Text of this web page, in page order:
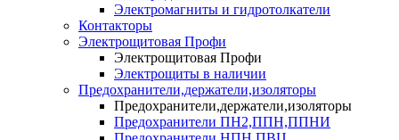
Электромагниты и гидротолкатели
Контакторы
Электрощитовая Профи
Электрощитовая Профи
Электрощиты в наличии
Предохранители,держатели,изоляторы
Предохранители,держатели,изоляторы
Предохранители ПН2,ППН,ППНИ